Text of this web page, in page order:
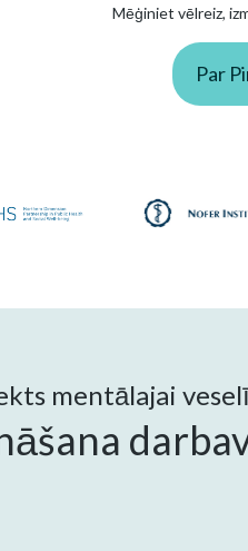
Mēģiniet vēlreiz,
Par
mentālajai